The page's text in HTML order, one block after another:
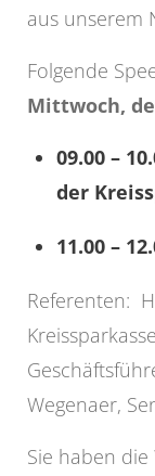
aus unserem
Folgende
Mittwoch,
09.00 –
der
11.00 –
Referenten:
Wegenaer,
Sie haben